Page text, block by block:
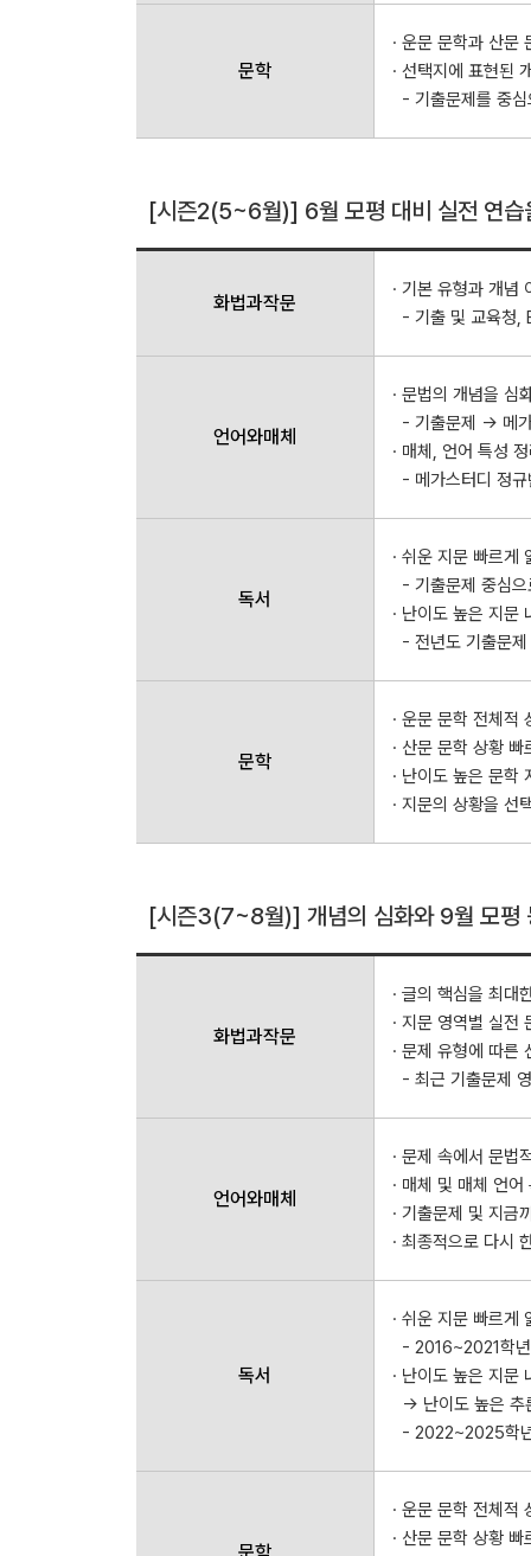
문학
· 운문 문학과 산문
· 선택지에 표현된
- 기출문제를 중심
[시즌2(5~6월)] 6월 모평 대비 실전 연습
화법과작문
· 기본 유형과 개념
- 기출 및 교육청,
언어와매체
· 문법의 개념을 심
- 기출문제 → 메
· 매체, 언어 특성
- 메가스터디 정
독서
· 쉬운 지문 빠르
- 기출문제 중심으
· 난이도 높은 지
- 전년도 기출문
문학
· 운문 문학 전체적
· 산문 문학 상황 빠
· 난이도 높은 문학
· 지문의 상황을 선
[시즌3(7~8월)] 개념의 심화와 9월 모평
화법과작문
· 글의 핵심을 최대
· 지문 영역별 실전
· 문제 유형에 따른
- 최근 기출문제
언어와매체
· 문제 속에서 문법
· 매체 및 매체 언어
· 기출문제 및 지금
· 최종적으로 다시
독서
· 쉬운 지문 빠르
- 2016~2021학
· 난이도 높은 지문
→ 난이도 높은 추
- 2022~2025학
· 운문 문학 전체적
· 산문 문학 상황 빠